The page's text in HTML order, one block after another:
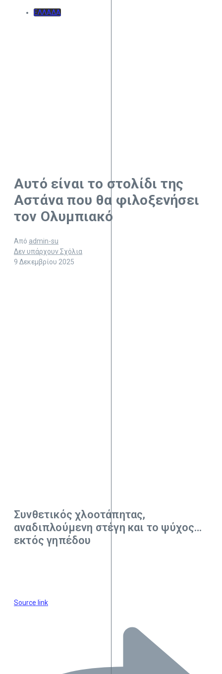
ΕΛΛΑΔΑ
Αυτό είναι το στολίδι της
Αστάνα που θα φιλοξενήσει
τον Ολυμπιακό
Από admin-su
Δεν υπάρχουν Σχόλια
9 Δεκεμβρίου 2025
Συνθετικός χλοοτάπητας,
αναδιπλούμενη στέγη και το ψύχος…
εκτός γηπέδου
Source link